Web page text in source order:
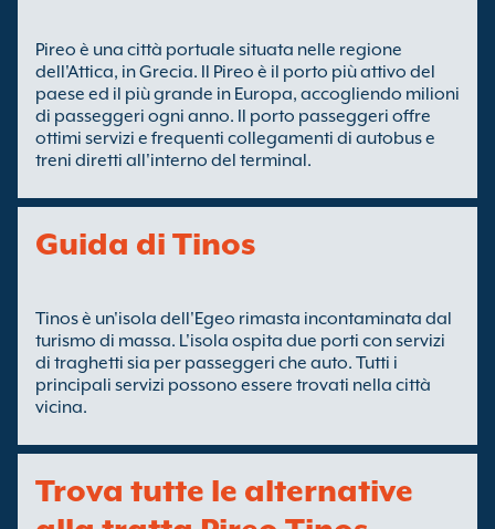
Pireo è una città portuale situata nelle regione
dell'Attica, in Grecia. Il Pireo è il porto più attivo del
paese ed il più grande in Europa, accogliendo milioni
di passeggeri ogni anno. Il porto passeggeri offre
ottimi servizi e frequenti collegamenti di autobus e
treni diretti all'interno del terminal.
Guida di Tinos
Tinos è un'isola dell'Egeo rimasta incontaminata dal
turismo di massa. L'isola ospita due porti con servizi
di traghetti sia per passeggeri che auto. Tutti i
principali servizi possono essere trovati nella città
vicina.
Trova tutte le alternative